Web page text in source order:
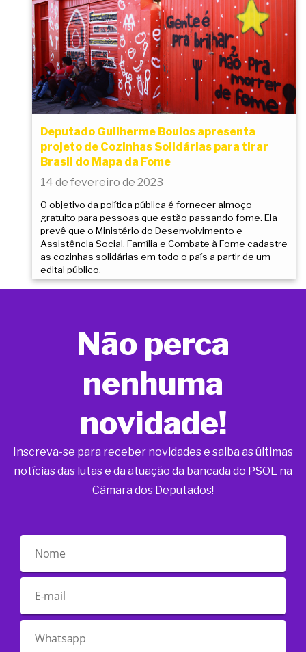
Deputado Guilherme Boulos apresenta
projeto de Cozinhas Solidárias para tirar
Brasil do Mapa da Fome
14 de fevereiro de 2023
O objetivo da política pública é fornecer almoço
gratuito para pessoas que estão passando fome. Ela
prevê que o Ministério do Desenvolvimento e
Assistência Social, Família e Combate à Fome cadastre
as cozinhas solidárias em todo o país a partir de um
edital público.
Não perca
nenhuma
novidade!
Inscreva-se para receber novidades e saiba as últimas
notícias das lutas e da atuação da bancada do PSOL na
Câmara dos Deputados!